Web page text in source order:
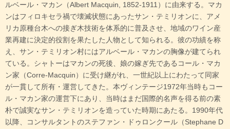
ルベール・マカン（Albert Macquin, 1852-1911）に由来する。マカ
ンはフィロキセラ禍で壊滅状態にあったサン・テミリオンに、アメ
リカ原種台木への接ぎ木技術を体系的に普及させ、地域のワイン産
業再建に決定的役割を果たした人物として知られる。彼の功績を称
え、サン・テミリオン村にはアルベール・マカンの胸像が建てられ
ている。シャトーはマカンの死後、娘の嫁ぎ先であるコール・マカ
ン家（Corre-Macquin）に受け継がれ、一世紀以上にわたって同家
が一貫して所有・運営してきた。本ヴィンテージ1972年当時もコー
ル・マカン家の運営下にあり、当時はまだ国際的名声を得る前の素
朴で誠実なサン・テミリオンを造っていた時期にあたる。1990年代
以降、コンサルタントのステファン・ドゥロンクール（Stephane D